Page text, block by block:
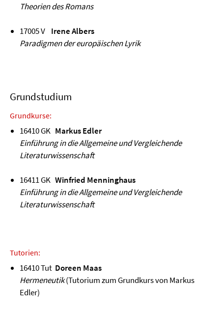
Theorien des Romans
17005 V Irene Albers
Paradigmen der europäischen Lyrik
Grundstudium
Grundkurse:
16410 GK Markus Edler
Einführung in die Allgemeine und Vergleichende
Literaturwissenschaft
16411 GK Winfried Menninghaus
Einführung in die Allgemeine und Vergleichende
Literaturwissenschaft
Tutorien:
16410 Tut Doreen Maas
Hermeneutik(Tutorium zum Grundkurs von Markus
Edler)